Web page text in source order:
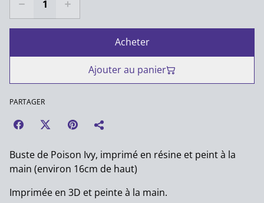
Acheter
Ajouter au panier
PARTAGER
Buste de Poison Ivy, imprimé en résine et peint à la
main (environ 16cm de haut)
Imprimée en 3D et peinte à la main.